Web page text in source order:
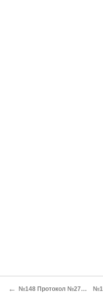
← №148 Протокол №27 заседания РВС СССР о результатах работы комиссии Уншлихта